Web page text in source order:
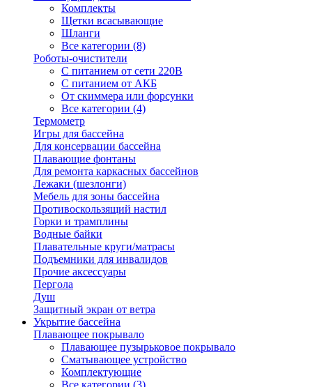
Комплекты
Щетки всасывающие
Шланги
Все категории (8)
Роботы-очистители
С питанием от сети 220В
С питанием от АКБ
От скиммера или форсунки
Все категории (4)
Термометр
Игры для бассейна
Для консервации бассейна
Плавающие фонтаны
Для ремонта каркасных бассейнов
Лежаки (шезлонги)
Мебель для зоны бассейна
Противоскользящий настил
Горки и трамплины
Водные байки
Плавательные круги/матрасы
Подъемники для инвалидов
Прочие аксессуары
Пергола
Душ
Защитный экран от ветра
Укрытие бассейна
Плавающее покрывало
Плавающее пузырьковое покрывало
Сматывающее устройство
Комплектующие
Все категории (3)